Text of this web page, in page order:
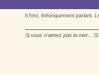
Il l'est, théoriquement parlant.
Si vous n'aimez pas la mer...